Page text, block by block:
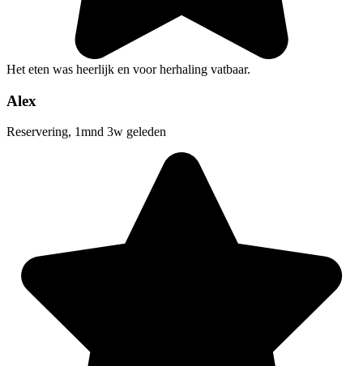
Het eten was heerlijk en voor herhaling vatbaar.
Alex
Reservering, 1mnd 3w geleden